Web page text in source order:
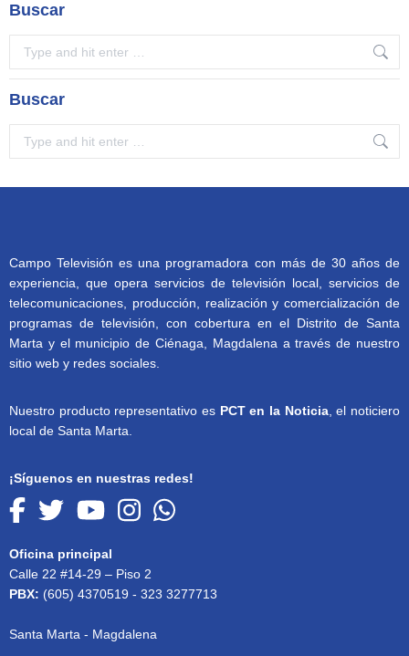
Buscar
Buscar
Campo Televisión es una programadora con más de 30 años de
experiencia, que opera servicios de televisión local, servicios de
telecomunicaciones, producción, realización y comercialización de
programas de televisión, con cobertura en el Distrito de Santa
Marta y el municipio de Ciénaga, Magdalena a través de nuestro
sitio web y redes sociales.
Nuestro producto representativo es PCT en la Noticia, el noticiero
local de Santa Marta.
¡Síguenos en nuestras redes!
Oficina principal
Calle 22 #14-29 – Piso 2
PBX: (605) 4370519 - 323 3277713
Santa Marta - Magdalena